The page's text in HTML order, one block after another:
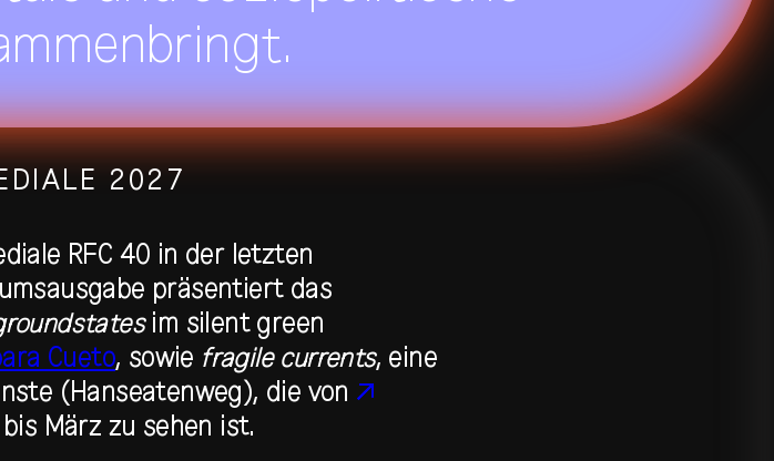
2027
RFC 40 in der letzten
präsentiert das
im silent green
Cueto, sowie fragile currents, eine
(Hanseatenweg), die von
März zu sehen ist.